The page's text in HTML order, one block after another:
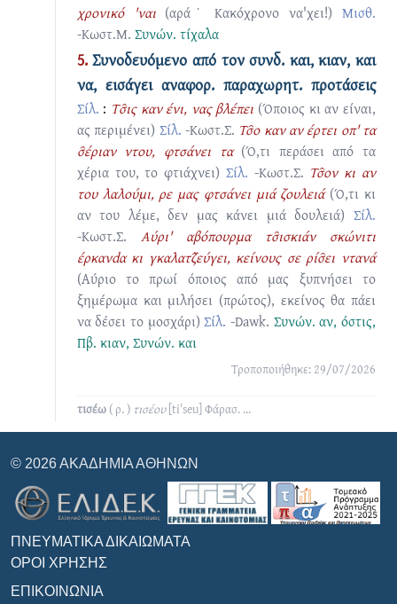
χρονικό 'ναι (αρά˙ Κακόχρονο να'χει!) Μισθ.
-Κωστ.Μ. Συνών. τίχαλα
5.Συνοδευόμενο από τον συνδ. και, κιαν, και
να, εισάγει αναφορ. παραχωρητ. προτάσεις
Σίλ. : Tσ̑ις καν ένι, νας βλέπει (Όποιος κι αν είναι,
ας περιμένει) Σίλ. -Κωστ.Σ. Τσ̑ο καν αν έρτει οπ' τα
σ̑έριαν ντου, φτσάνει τα (Ό,τι περάσει από τα
χέρια του, το φτιάχνει) Σίλ. -Κωστ.Σ. Τσ̑ον κι αν
του λαλούμι, ρε μας φτσάνει μιά ζουλειά (Ό,τι κι
αν του λέμε, δεν μας κάνει μιά δουλειά) Σίλ.
-Κωστ.Σ.
Αύρι' αβόπουρμα τσ̑ισκιάν σκώνιτι
έρκανdα κι γκαλατζ̑εύγει, κείνους σε ρίσ̑ει ντανά
(Αύριο το πρωί όποιος από μας ξυπνήσει το
ξημέρωμα και μιλήσει (πρώτος), εκείνος θα πάει
να δέσει το μοσχάρι)Σίλ. -Dawk. Συνών.αν, όστις,
Πβ. κιαν, Συνών. και
Τροποποιήθηκε: 29/07/2026
τισέω ( ρ. ) τισέου [tiˈseu] Φάρασ. ...
© 2026 ΑΚΑΔΗΜΊΑ ΑΘΗΝΏΝ
ΠΝΕΥΜΑΤΙΚΆ ΔΙΚΑΙΏΜΑΤΑ
ΌΡΟΙ ΧΡΉΣΗΣ
ΕΠΙΚΟΙΝΩΝΊΑ